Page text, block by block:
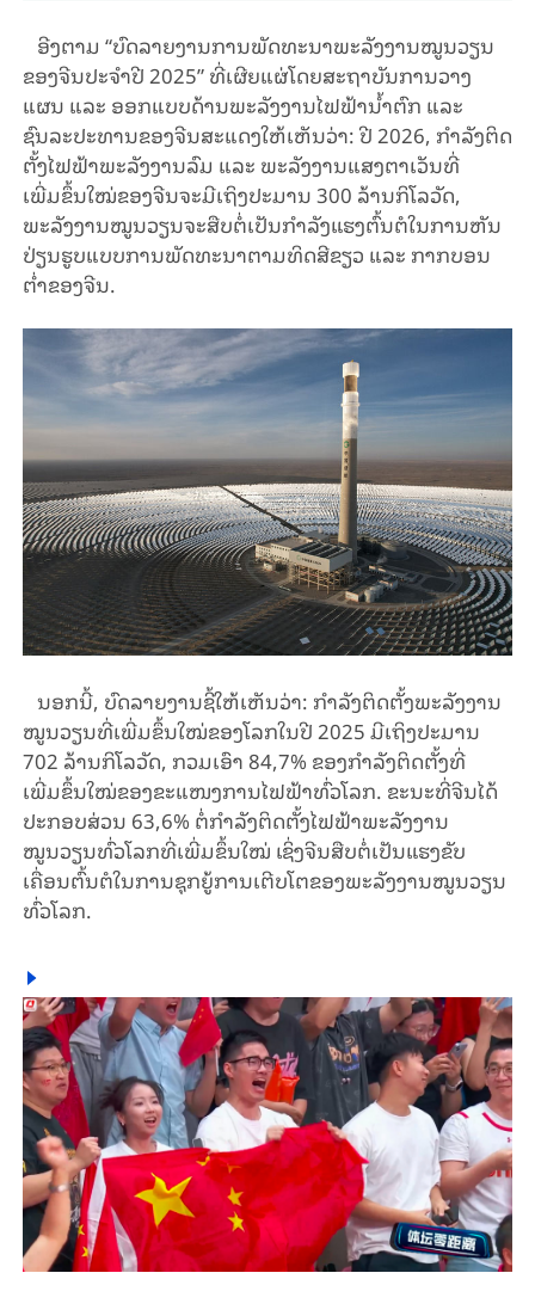
ອີງຕາມ “ບົດລາຍງານການພັດທະນາພະລັງງານໝູນວຽນ
ຂອງຈີນປະຈໍາປີ 2025” ທີ່ເຜີຍແຜ່ໂດຍສະຖາບັນການວາງ
ແຜນ ແລະ ອອກແບບດ້ານພະລັງງານໄຟຟ້ານ້ຳຕົກ ແລະ
ຊົນລະປະທານຂອງຈີນສະແດງໃຫ້ເຫັນວ່າ: ປີ 2026, ກຳລັງຕິດ
ຕັ້ງໄຟຟ້າພະລັງງານລົມ ແລະ ພະລັງງານແສງຕາເວັນທີ່
ເພີ່ມຂຶ້ນໃໝ່ຂອງຈີນຈະມີເຖິງປະມານ 300 ລ້ານກິໂລວັດ,
ພະລັງງານໝູນວຽນຈະສືບຕໍ່ເປັນກໍາລັງແຮງຕົ້ນຕໍໃນການຫັນ
ປ່ຽນຮູບແບບການພັດທະນາຕາມທິດສີຂຽວ ແລະ ກາກບອນ
ຕ່ຳຂອງຈີນ.
ນອກນີ້, ບົດລາຍງານຊີ້ໃຫ້ເຫັນວ່າ: ກຳລັງຕິດຕັ້ງພະລັງງານ
ໝູນວຽນທີ່ເພີ່ມຂຶ້ນໃໝ່ຂອງໂລກໃນປີ 2025 ມີເຖິງປະມານ
702 ລ້ານກິໂລວັດ, ກວມເອົາ 84,7% ຂອງກໍາລັງຕິດຕັ້ງທີ່
ເພີ່ມຂຶ້ນໃໝ່ຂອງຂະແໜງການໄຟຟ້າທົ່ວໂລກ. ຂະນະທີ່ຈີນໄດ້
ປະກອບສ່ວນ 63,6% ຕໍ່ກໍາລັງຕິດຕັ້ງໄຟຟ້າພະລັງງານ
ໝູນວຽນທົ່ວໂລກທີ່ເພີ່ມຂຶ້ນໃໝ່ ເຊິ່ງຈີນສືບຕໍ່ເປັນແຮງຂັບ
ເຄື່ອນຕົ້ນຕໍໃນການຊຸກຍູ້ການເຕີບໂຕຂອງພະລັງງານໝູນວຽນ
ທົ່ວໂລກ.